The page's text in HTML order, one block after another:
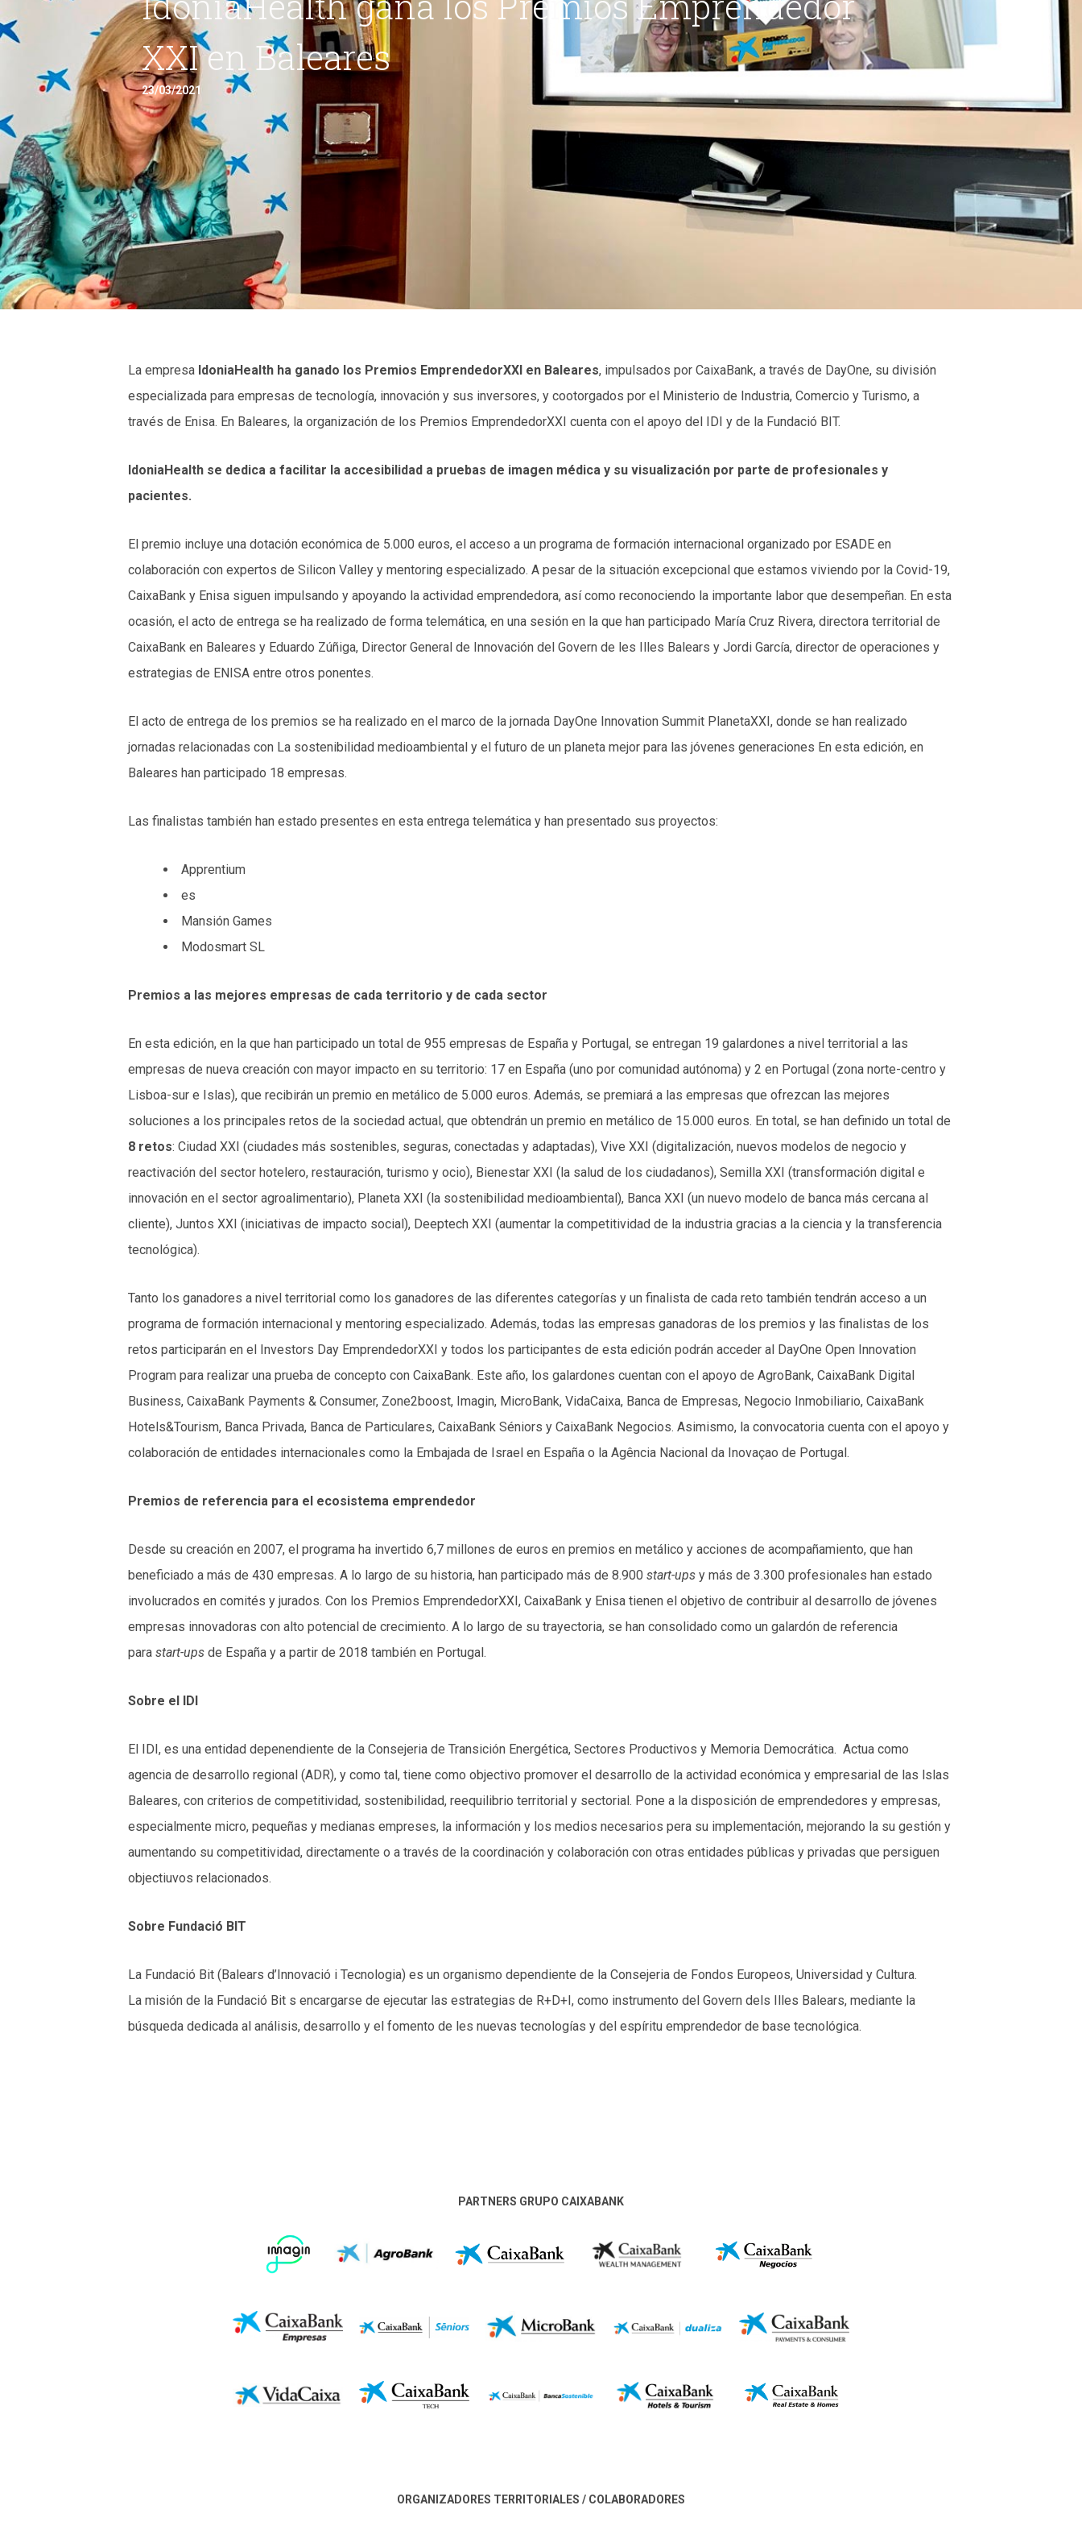
XXI en Baleares
23/03/2021
La empresa IdoniaHealth ha ganado los Premios EmprendedorXXI en Baleares, impulsados por CaixaBank, a través de DayOne, su división
especializada para empresas de tecnología, innovación y sus inversores, y cootorgados por el Ministerio de Industria, Comercio y Turismo, a
través de Enisa. En Baleares, la organización de los Premios EmprendedorXXI cuenta con el apoyo del IDI y de la Fundació BIT.
IdoniaHealth se dedica a facilitar la accesibilidad a pruebas de imagen médica y su visualización por parte de profesionales y
pacientes.
El premio incluye una dotación económica de 5.000 euros, el acceso a un programa de formación internacional organizado por ESADE en
colaboración con expertos de Silicon Valley y mentoring especializado. A pesar de la situación excepcional que estamos viviendo por la Covid-19,
CaixaBank y Enisa siguen impulsando y apoyando la actividad emprendedora, así como reconociendo la importante labor que desempeñan. En esta
ocasión, el acto de entrega se ha realizado de forma telemática, en una sesión en la que han participado María Cruz Rivera, directora territorial de
CaixaBank en Baleares y Eduardo Zúñiga, Director General de Innovación del Govern de les Illes Balears y Jordi García, director de operaciones y
estrategias de ENISA entre otros ponentes.
El acto de entrega de los premios se ha realizado en el marco de la jornada DayOne Innovation Summit PlanetaXXI, donde se han realizado
jornadas relacionadas con La sostenibilidad medioambiental y el futuro de un planeta mejor para las jóvenes generaciones En esta edición, en
Baleares han participado 18 empresas.
Las finalistas también han estado presentes en esta entrega telemática y han presentado sus proyectos:
Apprentium
es
Mansión Games
Modosmart SL
Premios a las mejores empresas de cada territorio y de cada sector
En esta edición, en la que han participado un total de 955 empresas de España y Portugal, se entregan 19 galardones a nivel territorial a las
empresas de nueva creación con mayor impacto en su territorio: 17 en España (uno por comunidad autónoma) y 2 en Portugal (zona norte-centro y
Lisboa-sur e Islas), que recibirán un premio en metálico de 5.000 euros. Además, se premiará a las empresas que ofrezcan las mejores
soluciones a los principales retos de la sociedad actual, que obtendrán un premio en metálico de 15.000 euros. En total, se han definido un total de
8 retos: Ciudad XXI (ciudades más sostenibles, seguras, conectadas y adaptadas), Vive XXI (digitalización, nuevos modelos de negocio y
reactivación del sector hotelero, restauración, turismo y ocio), Bienestar XXI (la salud de los ciudadanos), Semilla XXI (transformación digital e
innovación en el sector agroalimentario), Planeta XXI (la sostenibilidad medioambiental), Banca XXI (un nuevo modelo de banca más cercana al
cliente), Juntos XXI (iniciativas de impacto social), Deeptech XXI (aumentar la competitividad de la industria gracias a la ciencia y la transferencia
tecnológica).
Tanto los ganadores a nivel territorial como los ganadores de las diferentes categorías y un finalista de cada reto también tendrán acceso a un
programa de formación internacional y mentoring especializado. Además, todas las empresas ganadoras de los premios y las finalistas de los
retos participarán en el Investors Day EmprendedorXXI y todos los participantes de esta edición podrán acceder al DayOne Open Innovation
Program para realizar una prueba de concepto con CaixaBank. Este año, los galardones cuentan con el apoyo de AgroBank, CaixaBank Digital
Business, CaixaBank Payments & Consumer, Zone2boost, Imagin, MicroBank, VidaCaixa, Banca de Empresas, Negocio Inmobiliario, CaixaBank
Hotels&Tourism, Banca Privada, Banca de Particulares, CaixaBank Séniors y CaixaBank Negocios. Asimismo, la convocatoria cuenta con el apoyo y
colaboración de entidades internacionales como la Embajada de Israel en España o la Agência Nacional da Inovaçao de Portugal.
Premios de referencia para el ecosistema emprendedor
Desde su creación en 2007, el programa ha invertido 6,7 millones de euros en premios en metálico y acciones de acompañamiento, que han
beneficiado a más de 430 empresas. A lo largo de su historia, han participado más de 8.900 start-ups y más de 3.300 profesionales han estado
involucrados en comités y jurados. Con los Premios EmprendedorXXI, CaixaBank y Enisa tienen el objetivo de contribuir al desarrollo de jóvenes
empresas innovadoras con alto potencial de crecimiento. A lo largo de su trayectoria, se han consolidado como un galardón de referencia
para start-ups de España y a partir de 2018 también en Portugal.
Sobre el IDI
El IDI, es una entidad depenendiente de la Consejeria de Transición Energética, Sectores Productivos y Memoria Democrática. Actua como
agencia de desarrollo regional (ADR), y como tal, tiene como objectivo promover el desarrollo de la actividad económica y empresarial de las lslas
Baleares, con criterios de competitividad, sostenibilidad, reequilibrio territorial y sectorial. Pone a la disposición de emprendedores y empresas,
especialmente micro, pequeñas y medianas empreses, la información y los medios necesarios pera su implementación, mejorando la su gestión y
aumentando su competitividad, directamente o a través de la coordinación y colaboración con otras entidades públicas y privadas que persiguen
objectiuvos relacionados.
Sobre Fundació BIT
La Fundació Bit (Balears d’Innovació i Tecnologia) es un organismo dependiente de la Consejeria de Fondos Europeos, Universidad y Cultura.
La misión de la Fundació Bit s encargarse de ejecutar las estrategias de R+D+I, como instrumento del Govern dels Illes Balears, mediante la
búsqueda dedicada al análisis, desarrollo y el fomento de les nuevas tecnologías y del espíritu emprendedor de base tecnológica.
PARTNERS GRUPO CAIXABANK
ORGANIZADORES TERRITORIALES / COLABORADORES